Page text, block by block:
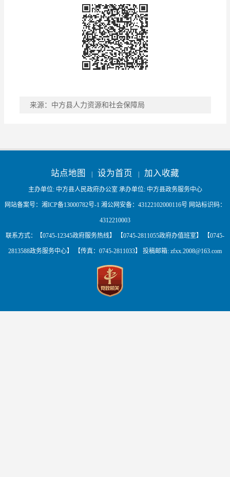
来源：中方县人力资源和社会保障局
站点地图 | 设为首页 | 加入收藏
主办单位: 中方县人民政府办公室 承办单位: 中方县政务服务中心
网站备案号： 湘ICP备13000782号-1 湘公网安备： 43122102000116号网站标识码：
4312210003
联系方式：【0745-12345政府服务热线】 【0745-2811055政府办值班室】 【0745-
2813588政务服务中心】 【传真：0745-2811033】 投稿邮箱: zfxx.2008@163.com